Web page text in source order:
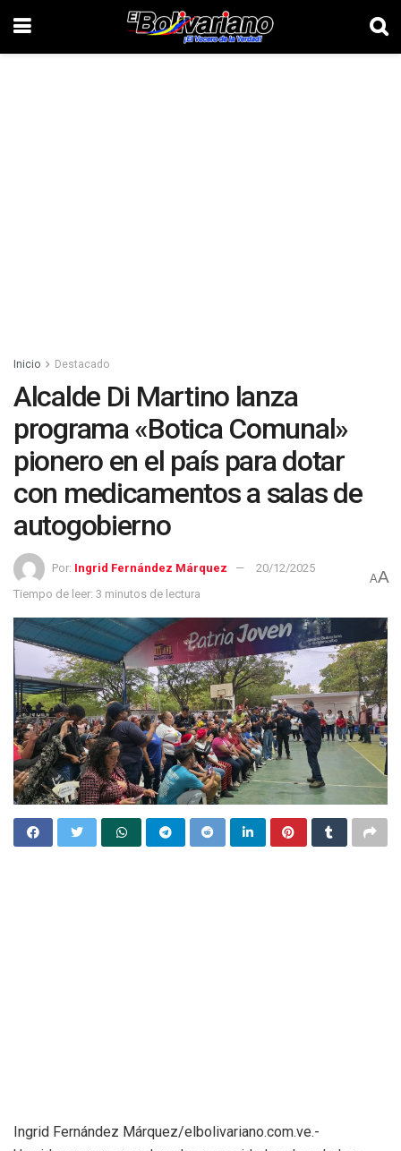
Inicio Destacado
Alcalde Di Martino lanza
programa «Botica Comunal»
pionero en el país para dotar
con medicamentos a salas de
autogobierno
Por: Ingrid Fernández Márquez
20/12/2025
Tiempo de leer: 3 minutos de lectura
AA
Ingrid Fernández Márquez/elbolivariano.com.ve.-